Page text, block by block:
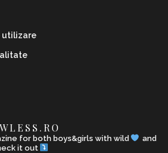
utilizare
for both boys&girls with wild
and
it out